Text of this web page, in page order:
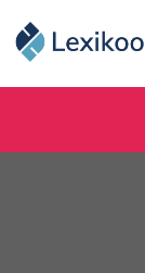
Lexikoo